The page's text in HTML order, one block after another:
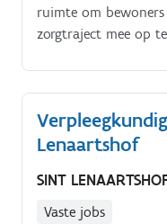
ruimte om
zorgtraject mee op
betrokkenheid. Je
expertise met
van zorg en
Je dagelijkse
richtlijnen;je volgt
continuïteit van
Lenaartshof
SINT
Vaste jobs